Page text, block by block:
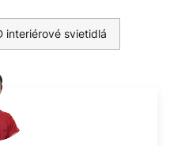
interiérové svietidlá